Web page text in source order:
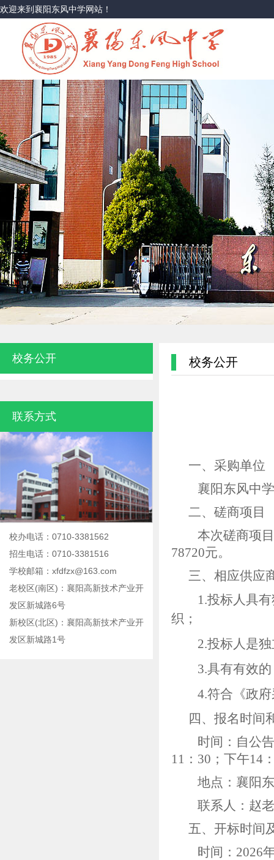
欢迎来到襄阳东风中学网站！
校务公开
联系方式
校办电话：0710-3381562
招生电话：0710-3381516
学校邮箱：xfdfzx@163.com
老校区(南区)：襄阳高新技术产业开
发区新城路6号
新校区(北区)：襄阳高新技术产业开
发区新城路1号
校务公开
一、采购单位
襄阳东风中学
二、 磋商项目
本次磋商项
78720元。
三、相应供应
1.投标人具
织；
2.投标人是
3.具有有效
4.符合《政
四、报名时间
时间：自公
11：30；下午14
地点：襄阳
联系人：赵
五、开标时间
时间： 2026